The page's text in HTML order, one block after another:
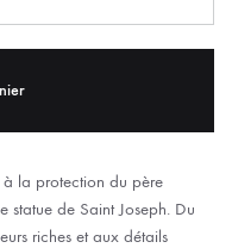
la protection du père
statue de Saint Joseph. Du
riches et aux détails